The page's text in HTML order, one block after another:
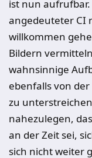
ist nun
angedeuteter CI
willkommen
Bildern
wahnsinnige
ebenfalls von der
zu
nahezulegen,
an der Zeit sei,
sich nicht weiter